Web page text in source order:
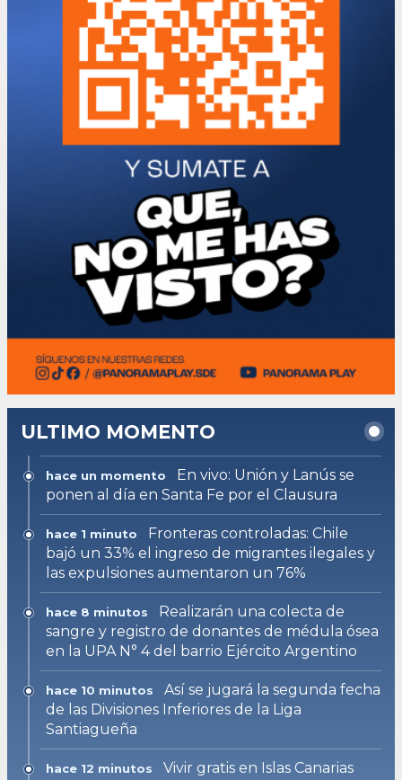
ULTIMO MOMENTO
hace un momento
En vivo: Unión y Lanús se
ponen al día en Santa Fe por el Clausura
hace 1 minuto
Fronteras controladas: Chile
bajó un 33% el ingreso de migrantes ilegales y
las expulsiones aumentaron un 76%
hace 8 minutos
Realizarán una colecta de
sangre y registro de donantes de médula ósea
en la UPA N° 4 del barrio Ejército Argentino
hace 10 minutos
Así se jugará la segunda fecha
de las Divisiones Inferiores de la Liga
Santiagueña
hace 12 minutos
Vivir gratis en Islas Canarias